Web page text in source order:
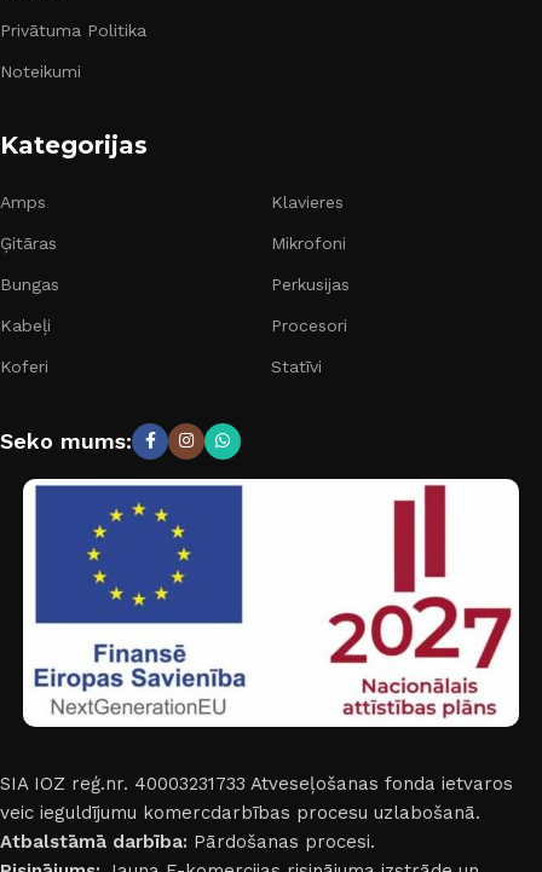
Privātuma Politika
Noteikumi
Kategorijas
Amps
Ģitāras
Bungas
Kabeļi
Koferi
Klavieres
Mikrofoni
Perkusijas
Procesori
Statīvi
Seko mums:
SIA IOZ reģ.nr. 40003231733 Atveseļošanas fonda ietvaros
veic ieguldījumu komercdarbības procesu uzlabošanā.
Atbalstāmā darbība: Pārdošanas procesi.